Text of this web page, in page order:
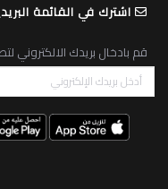
اشترك في القائمة
قم بادخال بريدك الالكتروني